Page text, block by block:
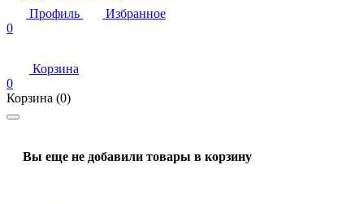
Профиль
Избранное
0
Корзина
0
Корзина (0)
Вы еще не добавили товары в корзину